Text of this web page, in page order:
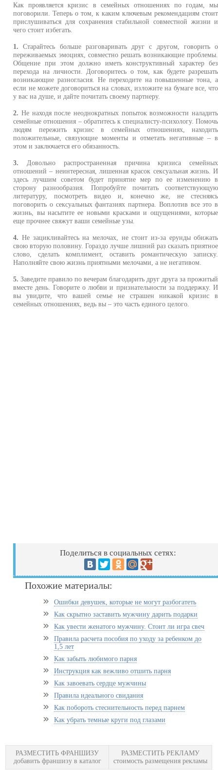
Как проявляется кризис в семейных отношениях по годам, мы
поговорили. Теперь о том, к каким ключевым рекомендациям стоит
прислушиваться для сохранения стабильной совместной жизни и
чего стоит избегать.
1. Старайтесь больше разговаривать друг с другом, говорить о
переживаемых эмоциях, совместно решать возникающие проблемы.
Общение при этом должно иметь конструктивный характер без
перехода на личности. Договоритесь о том, как будете разрешать
возникающие разногласия. Не переходите на повышенные тона, а
если не можете договориться на словах, изложите на бумаге все, что
у вас на душе, и дайте почитать своему партнеру.
2. Не находя после неоднократных попыток возможности наладить
семейные отношения – обратитесь к специалисту-психологу. Помочь
людям пережить кризис в семейных отношениях, находить
положительные, связующие моменты и отметать негативные – в
этом и заключается его обязанность.
3. Довольно распространенная причина кризиса семейных
отношений – неинтересная, лишенная красок сексуальная жизнь. И
здесь лучшим советом будет принятие мер по ее изменению в
сторону разнообразия. Попробуйте почитать соответствующую
литературу, посмотреть видео и, конечно же, не стесняясь
поговорить о сексуальных фантазиях партнера. Воплотив все это в
жизнь, вы насытите ее новыми красками и ощущениями, которые
еще прочнее свяжут ваши семейные узы.
4. Не зацикливайтесь на мелочах, не стоит из-за ерунды обижать
свою вторую половину. Гораздо лучше лишний раз сказать приятное
слово, сделать комплимент, оставить романтическую записку.
Наполняйте свою жизнь приятными мелочами, а не негативом.
5. Заведите правило по вечерам благодарить друг друга за прожитый
вместе день. Говорите о любви и признательности за поддержку. И
вы увидите, что вашей семье не страшен никакой кризис в
семейных отношениях, ведь вы – это часть единого целого.
Поделиться в социальных сетях:
Похожие материалы:
Ошибки девушек, которые не могут разбогатеть
Как скрытно заставить мужчину дарить подарки
Как увести женатого мужчину. Стоит ли игра свеч
Правила расчета пособия по уходу за ребенком до
1,5 лет
Как забыть любимого парня
Инструкция как вежливо отшить парня
Как завоевать сердце мужчины
Правила идеального свидания
Как побороть стеснительность перед парнем
Как убрать темные круги под глазами
РАЗМЕСТИТЬ ФРАНШИЗУ
добавить франшизу в каталог
РАЗМЕСТИТЬ РЕКЛАМУ
стоимость размещения рекламы